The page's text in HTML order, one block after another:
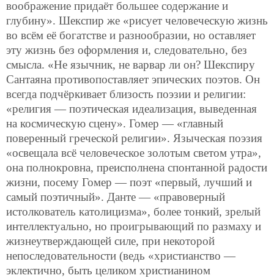
воображение придаёт большее содержание и
глубину». Шекспир же «рисует человеческую жизнь
во всём её богатстве и разнообразии, но оставляет
эту жизнь без оформления и, следовательно, без
смысла. «Не язычник, не варвар ли он? Шекспиру
Сантаяна противопоставляет эпических поэтов. Он
всегда подчёркивает близость поэзии и религии:
«религия — поэтическая идеализация, выведенная
на космическую сцену». Гомер — «главный
поверенный греческой религии». Языческая поэзия
«освещала всё человеческое золотым светом утра»,
она полнокровна, преисполнена спонтанной радости
жизни, посему Гомер — поэт «первый, лучший и
самый поэтичный». Данте — «правоверный
истолкователь католицизма», более тонкий, зрелый
интеллектуально, но проигрывающий по размаху и
жизнеутверждающей силе, при некоторой
непоследовательности (ведь «христианство —
эклектично, быть целиком христианином